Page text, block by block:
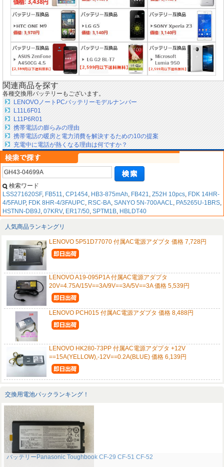
関連商品を探す
各種交換用バッテリーもございます。
LENOVOノートPCバッテリーモデルナンバー
L11L6F01
L11P6R01
携帯電話の膨らみの理由
携帯電話の暖房と電力消費を解決するための10の提案
充電中に電話が熱くなる理由は何ですか？
検索ワード
LSS271620SF, FB511, CP1454, HB3-875mAh, FB421, Z52H 10pcs, FDK 14HR-
4/5FAUP, FDK 8HR-4/3FAUPC, RSC-BA, SANYO 5N-700AACL, PA5265U-1BRS,
HSTNN-DB9J, 07KRV, ER17/50, SPTM1B, HBLDT40
人気商品ランキングリ
LENOVO 5P51D77070 付属AC電源アダプタ 価格 7,728円
LENOVO A19-095P1A 付属AC電源アダプタ
20V=4.75A/15V==3A/9V==3A/5V==3A 価格 5,539円
LENOVO PCH015 付属AC電源アダプタ 価格 8,488円
LENOVO HK280-73PP 付属AC電源アダプタ +12V
==15A(YELLOW),-12V==0.2A(BLUE) 価格 6,139円
交換用電池パックランキング！
バッテリーPanasonic Toughbook CF-29 CF-51 CF-52